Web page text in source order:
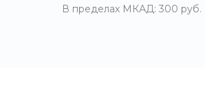
В пределах МКАД: 300 руб.